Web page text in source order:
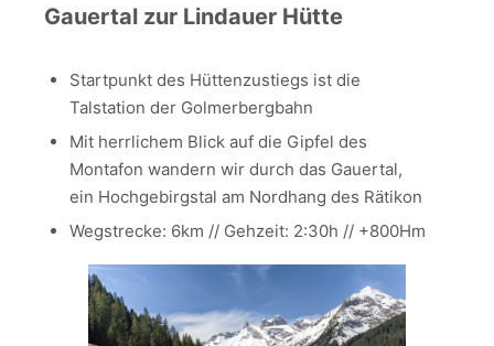
Gauertal zur Lindauer Hütte
Startpunkt des Hüttenzustiegs ist die
Talstation der Golmerbergbahn
Mit herrlichem Blick auf die Gipfel des
Montafon wandern wir durch das Gauertal,
ein Hochgebirgstal am Nordhang des Rätikon
Wegstrecke: 6km // Gehzeit: 2:30h // +800Hm